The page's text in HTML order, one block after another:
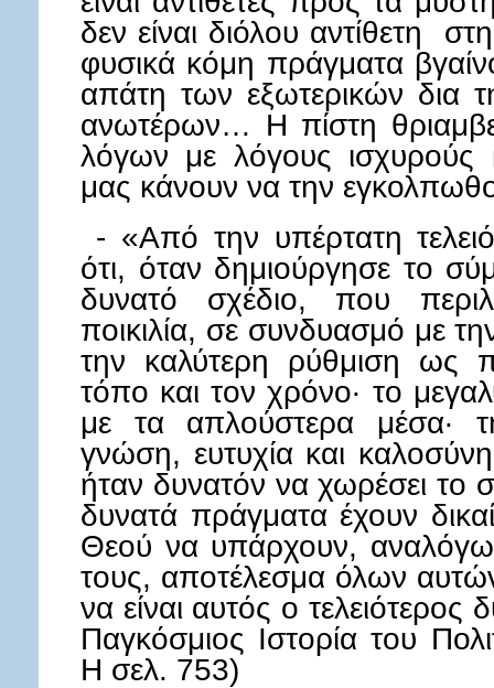
δεν είναι διόλου αντίθετη
φυσικά κόμη πράγματα
απάτη των εξωτερικών δια
ανωτέρων… Η πίστη
λόγων με λόγους ισχυρούς
μας κάνουν να την
- «Από την υπέρτατη
ότι, όταν δημιούργησε το
δυνατό σχέδιο, που
ποικιλία, σε συνδυασμό με
την καλύτερη ρύθμιση ως
τόπο και τον χρόνο· το
με τα απλούστερα μέσα·
γνώση, ευτυχία και
ήταν δυνατόν να χωρέσει το
δυνατά πράγματα έχουν
Θεού να υπάρχουν,
τους, αποτέλεσμα όλων
να είναι αυτός ο
Παγκόσμιος Ιστορία του
Η σελ. 753)